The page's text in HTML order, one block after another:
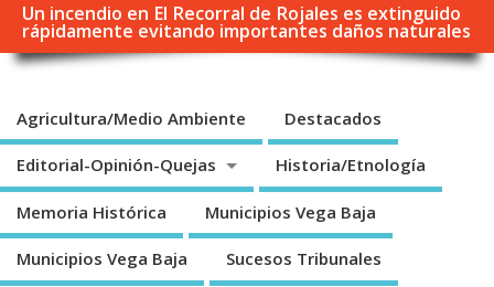
Un incendio en El Recorral de Rojales es extinguido
rápidamente evitando importantes daños naturales
Agricultura/Medio Ambiente Destacados
Editorial-Opinión-Quejas Historia/Etnología
Memoria Histórica Municipios Vega Baja
Municipios Vega Baja Sucesos Tribunales